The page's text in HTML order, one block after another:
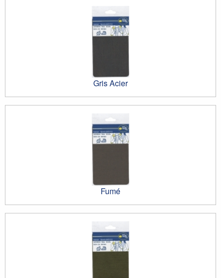
Gris Acier
Fumé